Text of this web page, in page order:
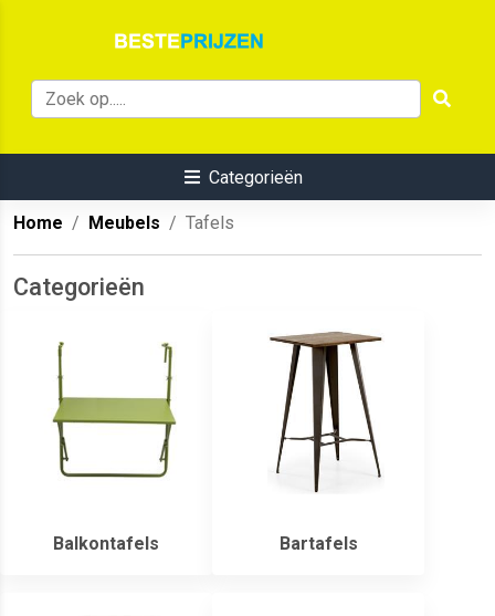
Categorieën
Home Meubels Tafels
Categorieën
Balkontafels Bartafels